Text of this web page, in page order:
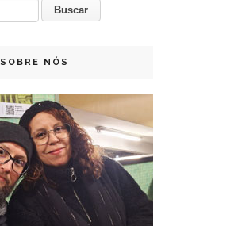
SOBRE NÓS